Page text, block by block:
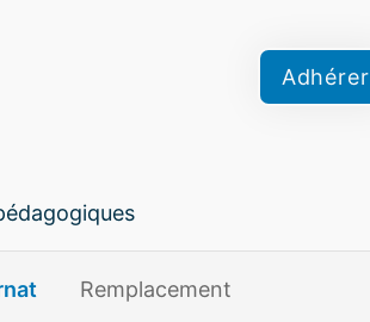
Adhérer
Remplacement